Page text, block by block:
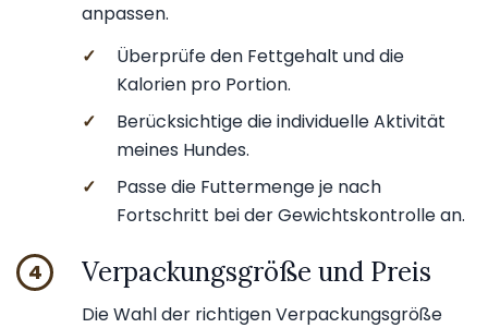
anpassen.
✓
Überprüfe den Fettgehalt und die
Kalorien pro Portion.
✓
Berücksichtige die individuelle Aktivität
meines Hundes.
✓
Passe die Futtermenge je nach
Fortschritt bei der Gewichtskontrolle an.
4 Verpackungsgröße und Preis
Die Wahl der richtigen Verpackungsgröße